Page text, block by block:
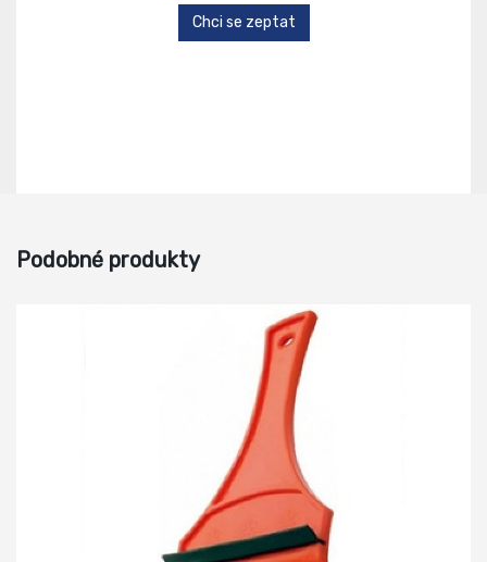
Chci se zeptat
Podobné produkty